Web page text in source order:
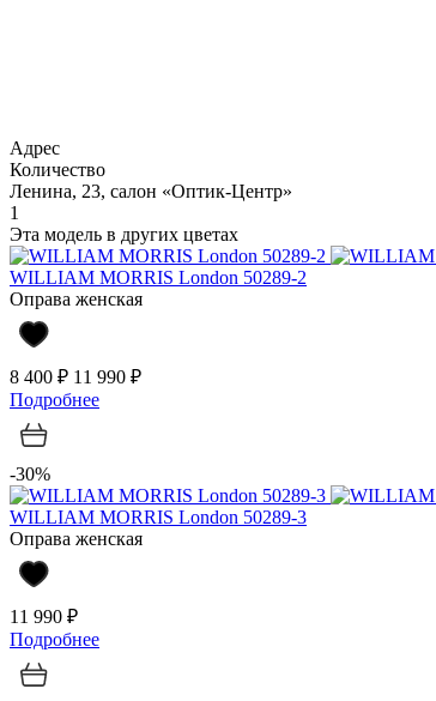
Адрес
Количество
Ленина, 23, салон «Оптик-Центр»
1
Эта модель в других цветах
WILLIAM MORRIS London 50289-2
Оправа женская
8 400 ₽ 11 990 ₽
Подробнее
-30%
WILLIAM MORRIS London 50289-3
Оправа женская
11 990 ₽
Подробнее